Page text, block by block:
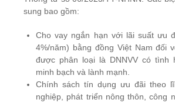
sung bao gồm:
Cho vay ngắn hạn với lãi suất ưu
4%/năm) bằng đồng Việt Nam đối
được phân loại là DNNVV có tình
minh bạch và lành mạnh.
Chính sách tín dụng ưu đãi theo
nghiệp, phát triển nông thôn, công